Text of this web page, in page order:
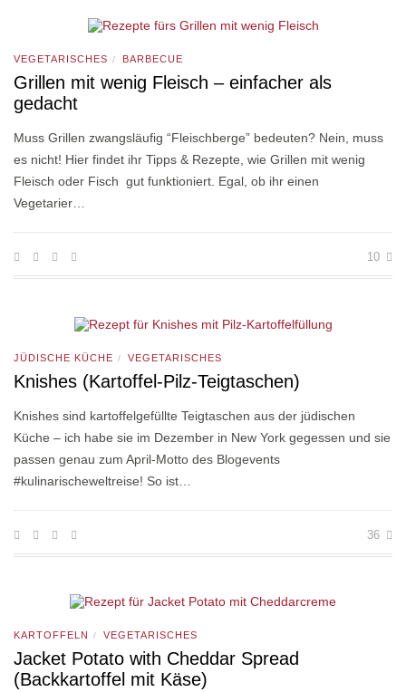
VEGETARISCHES / BARBECUE
Grillen mit wenig Fleisch – einfacher als
gedacht
Muss Grillen zwangsläufig “Fleischberge” bedeuten? Nein, muss
es nicht! Hier findet ihr Tipps & Rezepte, wie Grillen mit wenig
Fleisch oder Fisch gut funktioniert. Egal, ob ihr einen
Vegetarier…
10
JÜDISCHE KÜCHE / VEGETARISCHES
Knishes (Kartoffel-Pilz-Teigtaschen)
Knishes sind kartoffelgefüllte Teigtaschen aus der jüdischen
Küche – ich habe sie im Dezember in New York gegessen und sie
passen genau zum April-Motto des Blogevents
#kulinarischeweltreise! So ist…
36
KARTOFFELN / VEGETARISCHES
Jacket Potato with Cheddar Spread
(Backkartoffel mit Käse)